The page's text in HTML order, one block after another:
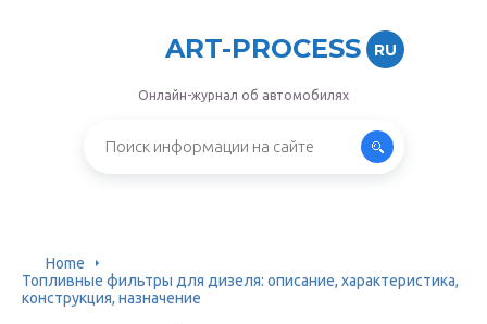
ART-PROCESS RU
Онлайн-журнал об автомобилях
Home
Топливные фильтры для дизеля: описание, характеристика,
конструкция, назначение